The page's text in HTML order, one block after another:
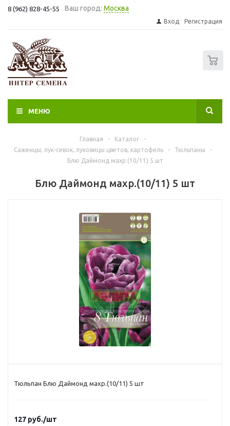
8 (962) 828-45-55 Ваш город: Москва
Вход Регистрация
МЕНЮ
Главная - Каталог
-
Саженцы, лук-севок, луковицы цветов, картофель
- Тюльпаны
-
Блю Даймонд махр.(10/11) 5 шт
Блю Даймонд махр.(10/11) 5 шт
Тюльпан Блю Даймонд махр.(10/11) 5 шт
127 руб./шт